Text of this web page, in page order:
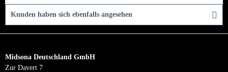
Kunden haben sich ebenfalls angesehen
Midsona Deutschland GmbH
Zur Davert 7